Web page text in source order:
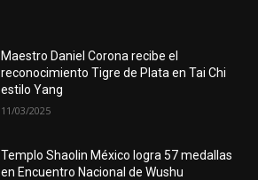
Maestro Daniel Corona recibe el
reconocimiento Tigre de Plata en Tai Chi
estilo Yang
11/03/2025
Templo Shaolin México logra 57 medallas
en Encuentro Nacional de Wushu